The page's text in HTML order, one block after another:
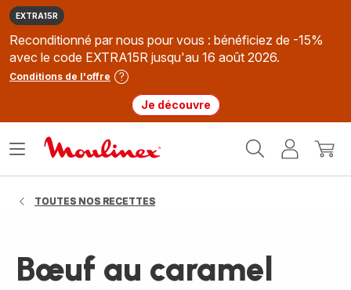
EXTRA15R
Reconditionné par nous pour vous : bénéficiez de -15%
avec le code EXTRA15R jusqu'au 16 août 2026.
Conditions de l'offre
Je découvre
MonMon
Ouvrir
TOUTES NOS RECETTES
Bœuf au caramel